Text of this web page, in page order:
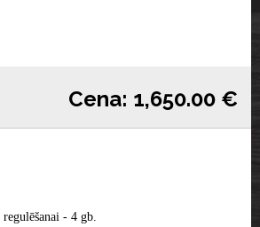
Cena: 1,650.00 €
- 4 gb.